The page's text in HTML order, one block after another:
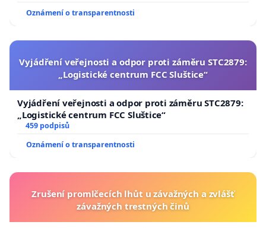
Oznámení o transparentnosti
Vyjádření veřejnosti a odpor proti záměru STC2879:
„Logistické centrum FCC Sluštice“
Vyjádření veřejnosti a odpor proti záměru STC2879:
„Logistické centrum FCC Sluštice“
459 podpisů
Oznámení o transparentnosti
Zrušení promlčecích lhůt u závažných a zvlášť
závažných trestných činů